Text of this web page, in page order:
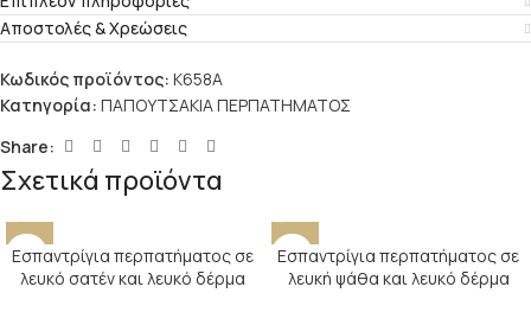
Αποστολές & Χρεώσεις
Κωδικός προϊόντος: K658A
Κατηγορία: ΠΑΠΟΥΤΣΑΚΙΑ ΠΕΡΠΑΤΗΜΑΤΟΣ
Share:
Σχετικά προϊόντα
Εσπαντρίγια περπατήματος σε
λευκό σατέν και λευκό δέρμα
Εσπαντρίγια περπατήματος σε
λευκή ψάθα και λευκό δέρμα